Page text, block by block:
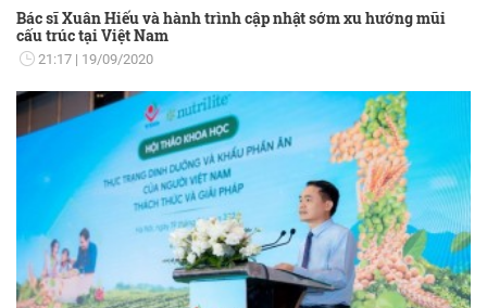
Bác sĩ Xuân Hiếu và hành trình cập nhật sớm xu hướng mũi
cấu trúc tại Việt Nam
21:17 19/09/2020